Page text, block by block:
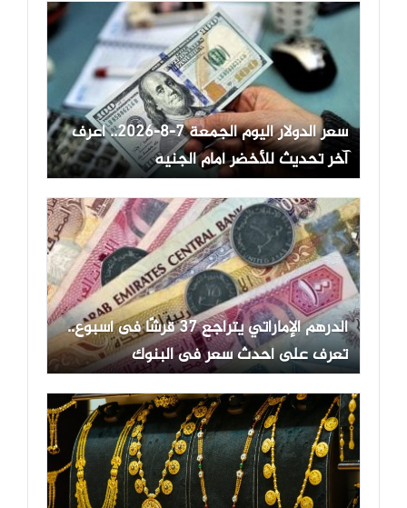
سعر الدولار اليوم الجمعة 7-8-2026.. اعرف
آخر تحديث للأخضر أمام الجنيه
الدرهم الإماراتي يتراجع 37 قرشًا فى أسبوع..
تعرف على أحدث سعر فى البنوك